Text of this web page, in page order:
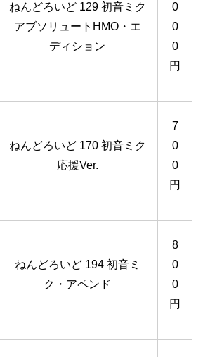
ねんどろいど 129 初音ミク
アブソリュートHMO・エ
ディション
0
0
0
円
ねんどろいど 170 初音ミク
応援Ver.
7
0
0
円
ねんどろいど 194 初音ミ
ク・アペンド
8
0
0
円